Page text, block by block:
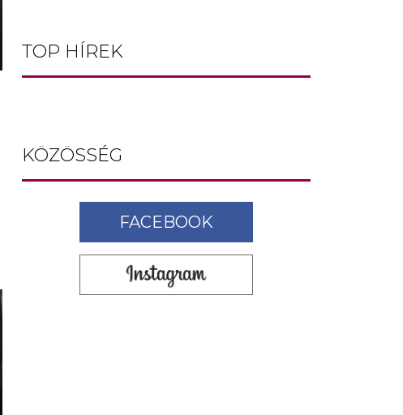
TOP HÍREK
KÖZÖSSÉG
FACEBOOK